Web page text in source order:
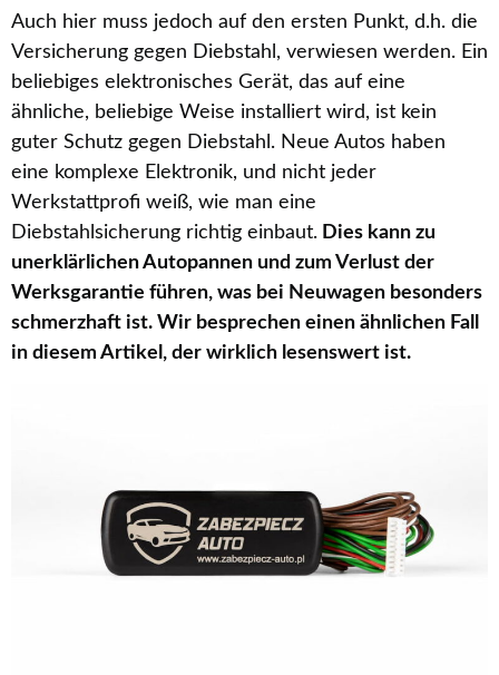
Auch hier muss jedoch auf den ersten Punkt, d.h. die
Versicherung gegen Diebstahl, verwiesen werden. Ein
beliebiges elektronisches Gerät, das auf eine
ähnliche, beliebige Weise installiert wird, ist kein
guter Schutz gegen Diebstahl. Neue Autos haben
eine komplexe Elektronik, und nicht jeder
Werkstattprofi weiß, wie man eine
Diebstahlsicherung richtig einbaut. Dies kann zu
unerklärlichen Autopannen und zum Verlust der
Werksgarantie führen, was bei Neuwagen besonders
schmerzhaft ist. Wir besprechen einen ähnlichen Fall
in diesem Artikel, der wirklich lesenswert ist.